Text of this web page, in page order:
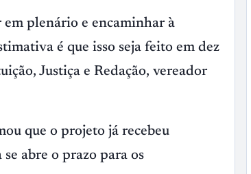
plenário e encaminhar à
é que isso seja feito em dez
Justiça e Redação, vereador
que o projeto já recebeu
se abre o prazo para os